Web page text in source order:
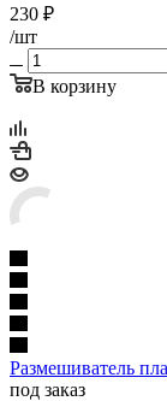
230 ₽
/шт
В корзину
Размешиватель
под заказ